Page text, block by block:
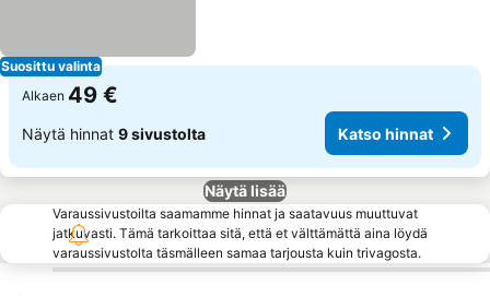
Suosittu valinta
Alkaen 49 €
Näytä hinnat 9 sivustolta Katso hinnat
Näytä lisää
Varaussivustoilta saamamme hinnat ja saatavuus muuttuvat
jatkuvasti. Tämä tarkoittaa sitä, että et välttämättä aina löydä
varaussivustolta täsmälleen samaa tarjousta kuin trivagosta.